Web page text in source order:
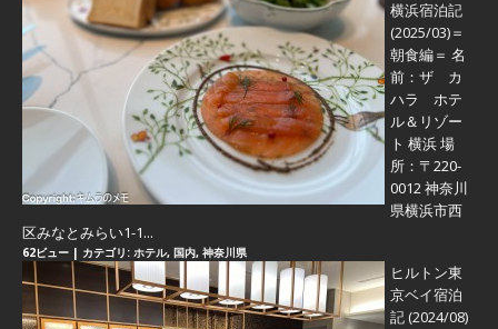
横浜宿泊記
(2025/03)＝
朝食編＝ 名
前：ザ カ
ハラ ホテ
ル＆リゾー
ト 横浜 場
所：〒220-
0012 神奈川
県横浜市西
区みなとみらい1-1...
62ビュー | カテゴリ: ホテル, 国内, 神奈川県
ヒルトン東
京ベイ宿泊
記 (2024/08)